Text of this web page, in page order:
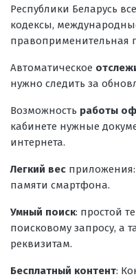
Республики Беларусь
кодексы,
правоприменительная
Автоматическое
нужно следить за
Возможность работы
кабинете нужные
интернета.
Легкий вес
памяти смартфона.
Умный поиск: простой
поисковому запросу, а
реквизитам.
Бесплатный контент: